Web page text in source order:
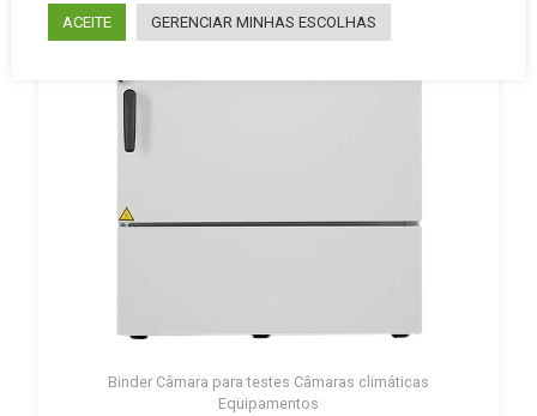
Binder Câmara para testes Câmaras climáticas
Equipamentos
ACEITE GERENCIAR MINHAS ESCOLHAS